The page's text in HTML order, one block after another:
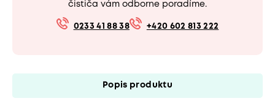
čističa vám odborne poradíme.
0233 41 88 38 +420 602 813 222
Popis produktu